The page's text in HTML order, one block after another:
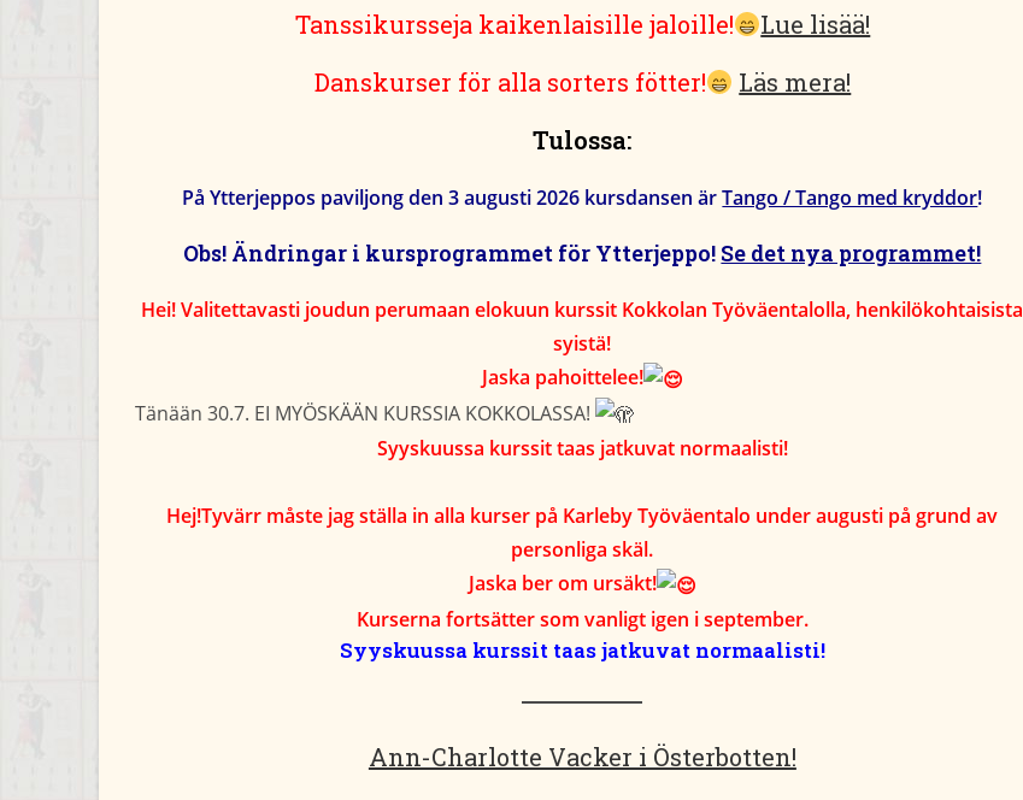
Tanssikursseja kaikenlaisille jaloille!
Lue lisää!
Danskurser för alla sorters fötter!
Läs mera!
Tulossa:
På Ytterjeppos paviljong den 3 augusti 2026 kursdansen ärTango / Tango med kryddor!
Obs! Ändringar i kursprogrammet för Ytterjeppo! Se det nya programmet!
Hei! Valitettavasti joudun perumaan elokuun kurssit Kokkolan Työväentalolla, henkilökohtaisista
syistä!
Jaska pahoittelee!
Tänään 30.7. EI MYÖSKÄÄN KURSSIA KOKKOLASSA!
Syyskuussa kurssit taas jatkuvat normaalisti!
Hej!Tyvärr måste jag ställa in alla kurser på Karleby Työväentalo under augusti på grund av
personliga skäl.
Jaska ber om ursäkt!
Kurserna fortsätter som vanligt igen i september.
Syyskuussa kurssit taas jatkuvat normaalisti!
Ann-Charlotte Vacker i Österbotten!